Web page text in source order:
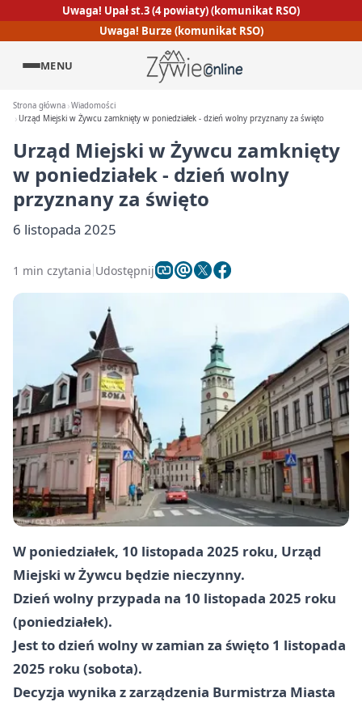
Uwaga! Upał st.3 (4 powiaty) (komunikat RSO)
Uwaga! Burze (komunikat RSO)
MENU
Strona główna Wiadomości
Urząd Miejski w Żywcu zamknięty w poniedziałek - dzień wolny przyznany za święto
Urząd Miejski w Żywcu zamknięty
w poniedziałek - dzień wolny
przyznany za święto
6 listopada 2025
1 min czytania Udostępnij
W poniedziałek, 10 listopada 2025 roku, Urząd
Miejski w Żywcu będzie nieczynny.
Dzień wolny przypada na 10 listopada 2025 roku
(poniedziałek).
Jest to dzień wolny w zamian za święto 1 listopada
2025 roku (sobota).
Decyzja wynika z zarządzenia Burmistrza Miasta